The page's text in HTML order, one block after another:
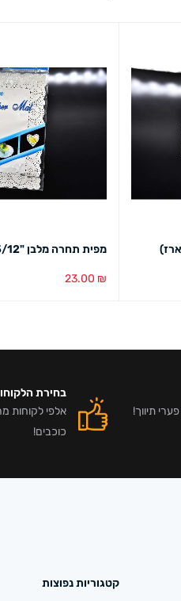
מפית תחרה מלבן "7.5/12" (100 במארז)
23.00 ₪
תיווך!
בחירת
כוכבים!
קטגוריות נפוצות